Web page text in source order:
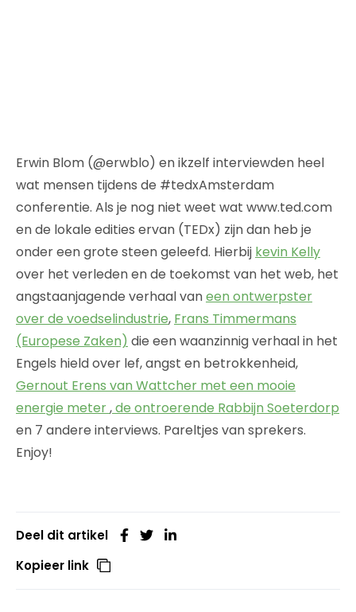
Erwin Blom (@erwblo) en ikzelf interviewden heel
wat mensen tijdens de #tedxAmsterdam
conferentie. Als je nog niet weet wat www.ted.com
en de lokale edities ervan (TEDx) zijn dan heb je
onder een grote steen geleefd. Hierbij kevin Kelly
over het verleden en de toekomst van het web, het
angstaanjagende verhaal vaneen ontwerpster
over de voedselindustrie, Frans Timmermans
(Europese Zaken) die een waanzinnig verhaal in het
Engels hield over lef, angst en betrokkenheid,
Gernout Erens van Wattcher met een mooie
energie meter,de ontroerende Rabbijn Soeterdorp
en 7 andere interviews. Pareltjes van sprekers.
Enjoy!
Deel dit artikel
Kopieer link